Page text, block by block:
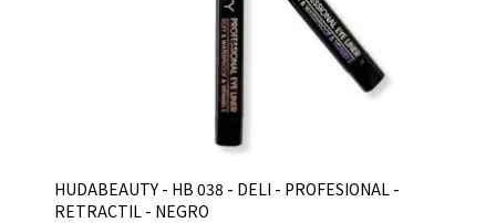
HUDABEAUTY - HB 038 - DELI - PROFESIONAL -
RETRACTIL - NEGRO